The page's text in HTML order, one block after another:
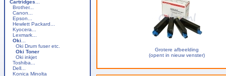
Cartridges
Brother...
Canon...
Epson...
Hewlett Packard...
Kyocera...
Lexmark...
Oki
Oki Drum fuser etc.
Oki Toner
Oki inkjet
Toshiba...
Dell...
Konica Minolta
Grotere afbeelding
(opent in nieuw venster)